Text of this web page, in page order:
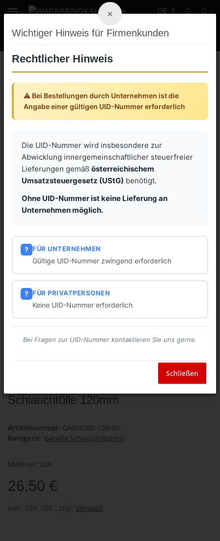
DE
Zurück zur Liste Garolla Schlauchstutzen
Garolla Schlauchstutzen 120 mit
Schlauchtülle 120mm
Artikelnummer: GASLST00-120-00
Kategorie: Garolla Schlauchstutzen
Material: V2A
26,50 €
exkl. 20% USt. , zzgl. Versand
Wichtiger Hinweis für Firmenkunden
×
Rechtlicher Hinweis
⚠️ Bei Bestellungen durch Unternehmen ist die
Angabe einer gültigen UID-Nummer erforderlich
Die UID-Nummer wird insbesondere zur
Abwicklung innergemeinschaftlicher steuerfreier
Lieferungen gemäß österreichischem
Umsatzsteuergesetz (UStG) benötigt.
Ohne UID-Nummer ist keine Lieferung an
Unternehmen möglich.
? FÜR UNTERNEHMEN
Gültige UID-Nummer zwingend erforderlich
? FÜR PRIVATPERSONEN
Keine UID-Nummer erforderlich
Bei Fragen zur UID-Nummer kontaktieren Sie uns gerne.
Schließen